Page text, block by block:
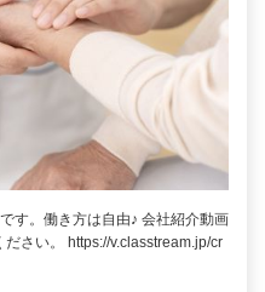
す。働き方は自由♪ 会社紹介動画
さい。 https://v.classtream.jp/cr